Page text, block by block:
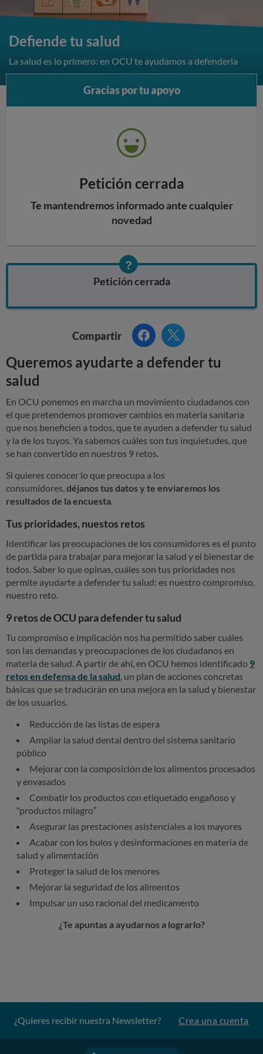
Defiende tu salud
La salud es lo primero: en OCU te ayudamos a defenderla
Q
d
t
e
a
d
e
f
e
n
e
r
t
u
s
a
l
u
d
Gracias por tu apoyo
Petición cerrada
Te mantendremos informado ante cualquier
novedad
Petición cerrada
Compartir FacebookTwitter
Queremos ayudarte a defender tu
salud
En OCU ponemos en marcha un movimiento ciudadanos con
el que pretendemos promover cambios en materia sanitaria
que nos beneficien a todos, que te ayuden a defender tu salud
y la de los tuyos. Ya sabemos cuáles son tus inquietudes, que
se han convertido en nuestros 9 retos.
Si quieres conocer lo que preocupa a los
consumidores,déjanos tus datos y te enviaremos los
resultados de la encuesta.
Tus prioridades, nuestos retos
Identificar las preocupaciones de los consumidores es el punto
de partida para trabajar para mejorar la salud y el bienestar de
todos. Saber lo que opinas, cuáles son tus prioridades nos
permite ayudarte a defender tu salud: es nuestro compromiso,
nuestro reto.
9 retos de OCU para defender tu salud
Tu compromiso e implicación nos ha permitido saber cuáles
son las demandas y preocupaciones de los ciudadanos en
materia de salud. A partir de ahí, en OCU hemos identificado 9
retos en defensa de la salud, un plan de acciones concretas
básicas que se traducirán en una mejora en la salud y bienestar
de los usuarios.
Reducción de las listas de espera
Ampliar la salud dental dentro del sistema sanitario
público
Mejorar con la composición de los alimentos procesados
y envasados
Combatir los productos con etiquetado engañoso y
“productos milagro”
Asegurar las prestaciones asistenciales a los mayores
Acabar con los bulos y desinformaciones en materia de
salud y alimentación
Proteger la salud de los menores
Mejorar la seguridad de los alimentos
Impulsar un uso racional del medicamento
¿Te apuntas a ayudarnos a lograrlo?
¿Quieres recibir nuestra Newsletter? Crea una cuenta